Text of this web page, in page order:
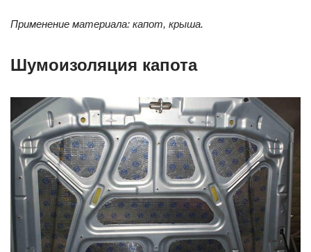
Применение материала: капот, крыша.
Шумоизоляция капота